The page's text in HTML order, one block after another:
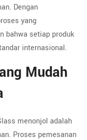
Dengan
yang
bahwa setiap produk
internasional.
Mudah
menonjol adalah
Proses pemesanan